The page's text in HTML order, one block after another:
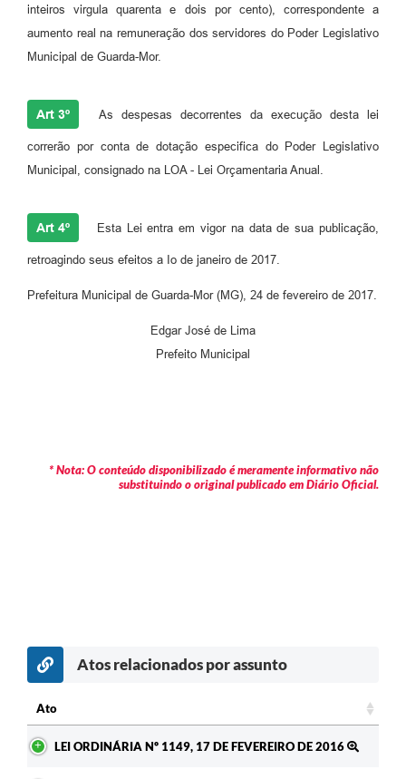
inteiros virgula quarenta e dois por cento), correspondente a
aumento real na remuneração dos servidores do Poder Legislativo
Municipal de Guarda-Mor.
Art 3º As despesas decorrentes da execução desta lei
correrão por conta de dotação especifica do Poder Legislativo
Municipal, consignado na LOA - Lei Orçamentaria Anual.
Art 4º Esta Lei entra em vigor na data de sua publicação,
retroagindo seus efeitos a Io de janeiro de 2017.
Prefeitura Municipal de Guarda-Mor (MG), 24 de fevereiro de 2017.
Edgar José de Lima
Prefeito Municipal
* Nota: O conteúdo disponibilizado é meramente informativo não
substituindo o original publicado em Diário Oficial.
Atos relacionados por assunto
Ato
LEI ORDINÁRIA Nº 1149, 17 DE FEVEREIRO DE 2016